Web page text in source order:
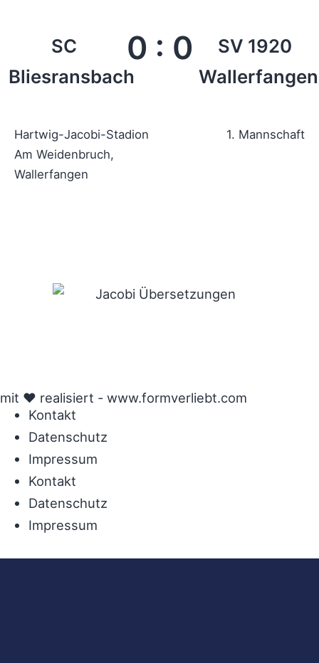
SC
Bliesransbach
0 : 0
SV 1920
Wallerfangen
Hartwig-Jacobi-Stadion
Am Weidenbruch,
Wallerfangen
1. Mannschaft
mit ♥ realisiert - www.formverliebt.com
Kontakt
Datenschutz
Impressum
Kontakt
Datenschutz
Impressum